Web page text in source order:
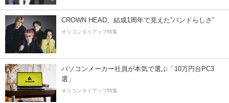
CROWN HEAD、結成1周年で見えた”バンドらしさ”
オリコンタイアップ特集
パソコンメーカー社員が本気で選ぶ「10万円台PC3
選」
オリコンタイアップ特集